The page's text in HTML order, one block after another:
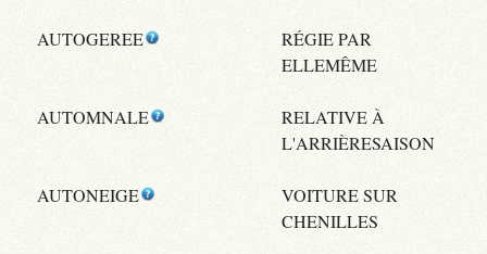
AUTOGEREE
RÉGIE PAR
ELLEMÊME
AUTOMNALE
RELATIVE À
L'ARRIÈRESAISON
AUTONEIGE
VOITURE SUR
CHENILLES